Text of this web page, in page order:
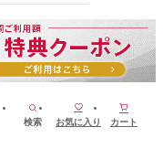
検索 お気に入り カート